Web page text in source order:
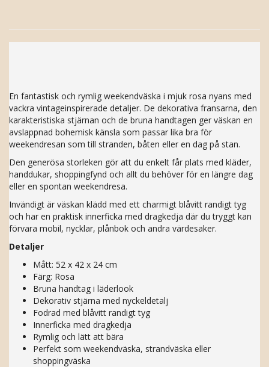
En fantastisk och rymlig weekendväska i mjuk rosa nyans med
vackra vintageinspirerade detaljer. De dekorativa fransarna, den
karakteristiska stjärnan och de bruna handtagen ger väskan en
avslappnad bohemisk känsla som passar lika bra för
weekendresan som till stranden, båten eller en dag på stan.
Den generösa storleken gör att du enkelt får plats med kläder,
handdukar, shoppingfynd och allt du behöver för en längre dag
eller en spontan weekendresa.
Invändigt är väskan klädd med ett charmigt blåvitt randigt tyg
och har en praktisk innerficka med dragkedja där du tryggt kan
förvara mobil, nycklar, plånbok och andra värdesaker.
Detaljer
Mått: 52 x 42 x 24 cm
Färg: Rosa
Bruna handtag i läderlook
Dekorativ stjärna med nyckeldetalj
Fodrad med blåvitt randigt tyg
Innerficka med dragkedja
Rymlig och lätt att bära
Perfekt som weekendväska, strandväska eller
shoppingväska